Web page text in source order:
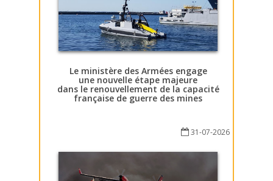
Le ministère des Armées engage
une nouvelle étape majeure
dans le renouvellement de la capacité
française de guerre des mines
31-07-2026